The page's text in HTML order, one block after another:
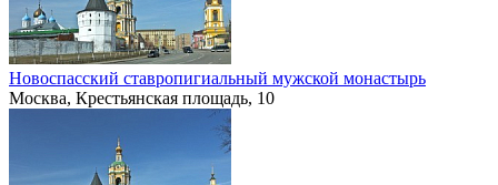
Новоспасский ставропигиальный мужской монастырь
Москва, Крестьянская площадь, 10